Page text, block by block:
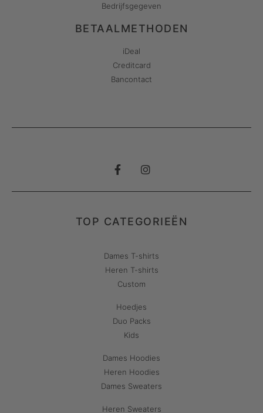
Bedrijfsgegeven
BETAALMETHODEN
iDeal
Creditcard
Bancontact
TOP CATEGORIEËN
Dames T-shirts
Heren T-shirts
Custom
Hoedjes
Duo Packs
Kids
Dames Hoodies
Heren Hoodies
Dames Sweaters
Heren Sweaters